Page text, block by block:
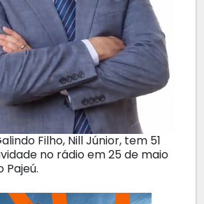
Filho, Nill Júnior, tem 51
no rádio em 25 de maio
Pajeú.